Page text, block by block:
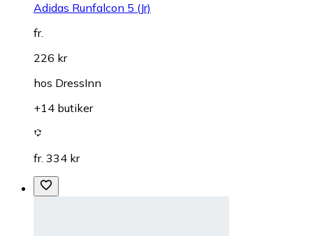
Adidas Runfalcon 5 (Jr)
fr.
226 kr
hos DressInn
+14 butiker
fr. 334 kr